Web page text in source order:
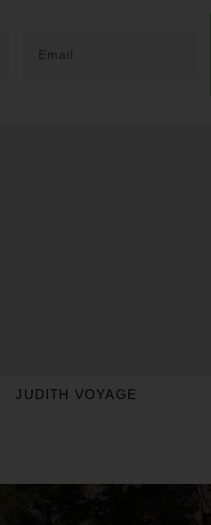
JUDITH VOYAGE